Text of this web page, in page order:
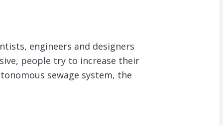
engineers and designers
people try to increase their
sewage system, the